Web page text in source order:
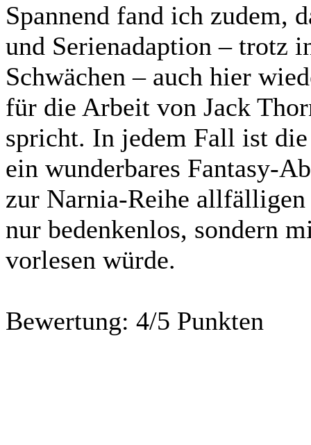
Spannend fand ich zudem,
und Serienadaption – trotz
Schwächen – auch hier
für die Arbeit von Jack
spricht. In jedem Fall ist
ein wunderbares Fantasy-
zur Narnia-Reihe
nur bedenkenlos, sondern
vorlesen würde.
Bewertung: 4/5 Punkten